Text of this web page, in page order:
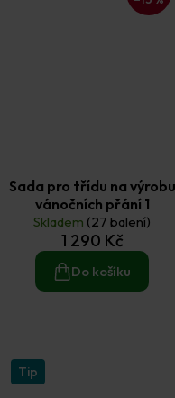
Sada pro třídu na výrobu
vánočních přání 1
Skladem (27 balení)
1 290 Kč
Do košíku
Tip